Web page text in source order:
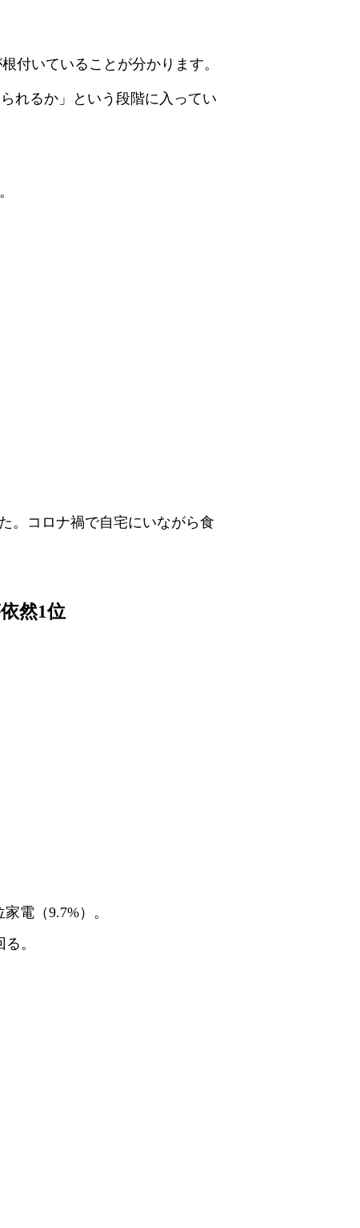
付いていることが分かります。
れるか」という段階に入ってい
。コロナ禍で自宅にいながら食
然1位
電（9.7%）。
。